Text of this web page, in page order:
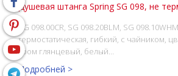
Душевая штанга Spring SG 098, не
SG 098.00CR, SG 098.20BLM, SG
термостатическая, гибкий, с чайником,
хром глянцевый, белый…
Подробней >